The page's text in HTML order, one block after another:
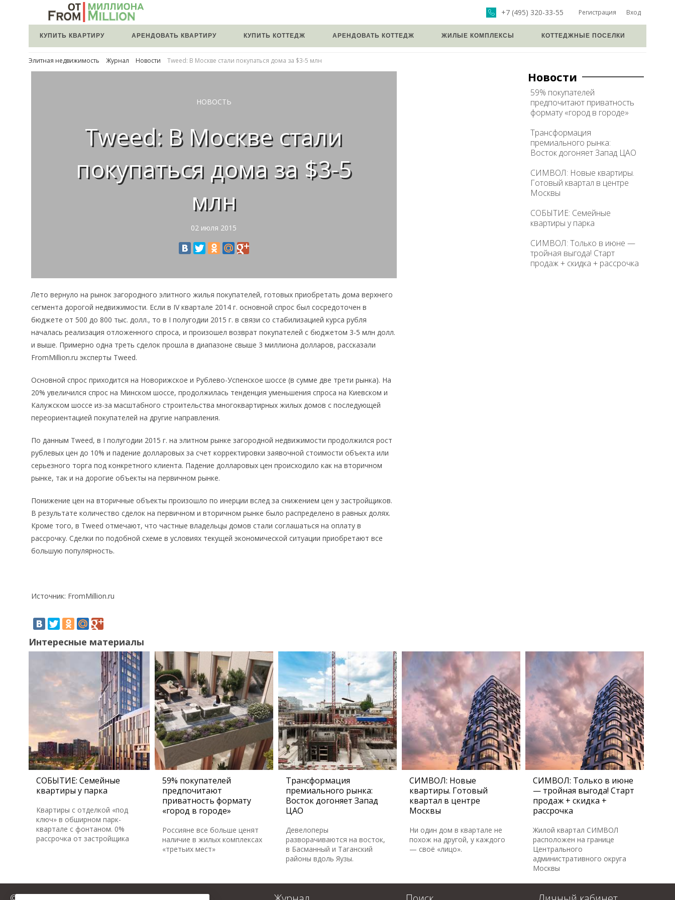
Регистрация Вход
+7 (495) 320-33-55
КУПИТЬ КВАРТИРУ АРЕНДОВАТЬ КВАРТИРУ КУПИТЬ КОТТЕДЖ АРЕНДОВАТЬ КОТТЕДЖ ЖИЛЫЕ КОМПЛЕКСЫ КОТТЕДЖНЫЕ ПОСЕЛКИ
Элитная недвижимость Журнал Новости Tweed: В Москве стали покупаться дома за $3-5 млн
НОВОСТЬ
Tweed: В Москве стали
покупаться дома за $3-5
млн
02 июля 2015
Лето вернуло на рынок загородного элитного жилья покупателей, готовых приобретать дома верхнего
сегмента дорогой недвижимости. Если в IV квартале 2014 г. основной спрос был сосредоточен в
бюджете от 500 до 800 тыс. долл., то в I полугодии 2015 г. в связи со стабилизацией курса рубля
началась реализация отложенного спроса, и произошел возврат покупателей с бюджетом 3-5 млн долл.
и выше. Примерно одна треть сделок прошла в диапазоне свыше 3 миллиона долларов, рассказали
FromMillion.ru эксперты Tweed.
Основной спрос приходится на Новорижское и Рублево-Успенское шоссе (в сумме две трети рынка). На
20% увеличился спрос на Минском шоссе, продолжилась тенденция уменьшения спроса на Киевском и
Калужском шоссе из-за масштабного строительства многоквартирных жилых домов с последующей
переориентацией покупателей на другие направления.
По данным Tweed, в I полугодии 2015 г. на элитном рынке загородной недвижимости продолжился рост
рублевых цен до 10% и падение долларовых за счет корректировки заявочной стоимости объекта или
серьезного торга под конкретного клиента. Падение долларовых цен происходило как на вторичном
рынке, так и на дорогие объекты на первичном рынке.
Понижение цен на вторичные объекты произошло по инерции вслед за снижением цен у застройщиков.
В результате количество сделок на первичном и вторичном рынке было распределено в равных долях.
Кроме того, в Tweed отмечают, что частные владельцы домов стали соглашаться на оплату в
рассрочку. Сделки по подобной схеме в условиях текущей экономической ситуации приобретают все
большую популярность.
Источник: FromMillion.ru
Новости
59% покупателей
предпочитают приватность
формату «город в городе»
Трансформация
премиального рынка:
Восток догоняет Запад ЦАО
СИМВОЛ: Новые квартиры.
Готовый квартал в центре
Москвы
СОБЫТИЕ: Семейные
квартиры у парка
СИМВОЛ: Только в июне —
тройная выгода! Старт
продаж + скидка + рассрочка
Интересные материалы
СОБЫТИЕ: Семейные
квартиры у парка
Квартиры с отделкой «под
ключ» в обширном парк-
квартале с фонтаном. 0%
рассрочка от застройщика
59% покупателей
предпочитают
приватность формату
«город в городе»
Россияне все больше ценят
наличие в жилых комплексах
«третьих мест»
Трансформация
премиального рынка:
Восток догоняет Запад
ЦАО
Девелоперы
разворачиваются на восток,
в Басманный и Таганский
районы вдоль Яузы.
СИМВОЛ: Новые
квартиры. Готовый
квартал в центре
Москвы
Ни один дом в квартале не
похож на другой, у каждого
— своё «лицо».
СИМВОЛ: Только в июне
— тройная выгода! Старт
продаж + скидка +
рассрочка
Жилой квартал СИМВОЛ
расположен на границе
Центрального
административного округа
Москвы